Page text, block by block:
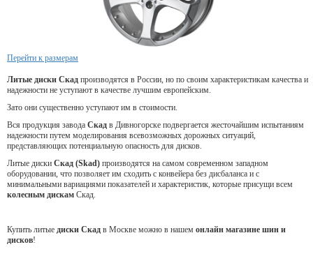
Перейти к размерам
Литые диски Скад производятся в России, но по своим характеристикам качества и
надежности не уступают в качестве лучшим европейским.
Зато они существенно уступают им в стоимости.
Вся продукция завода Скад в Дивногорске подвергается жесточайшим испытаниям
надежности путем моделирования всевозможных дорожных ситуаций,
представляющих потенциальную опасность для дисков.
Литые диски Скад (Skad) производятся на самом современном западном
оборудовании, что позволяет им сходить с конвейера без дисбаланса и с
минимальными вариациями показателей и характеристик, которые присущи всем
колесным дискам Скад.
Купить литые диски Скад в Москве можно в нашем онлайн магазине шин и
дисков!